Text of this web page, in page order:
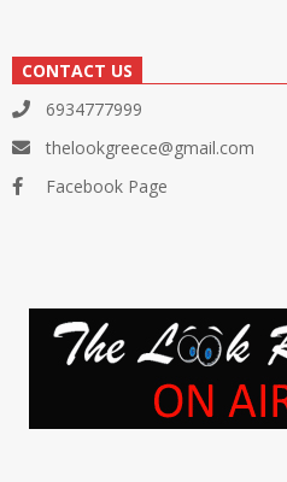
CONTACT US
6934777999
thelookgreece@gmail.com
Facebook Page